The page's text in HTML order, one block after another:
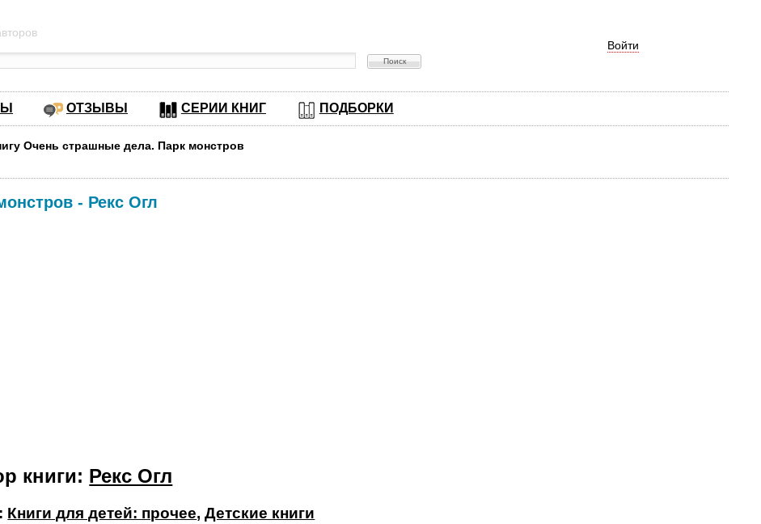
Войти
ОТЗЫВЫ СЕРИИ КНИГ ПОДБОРКИ
Очень страшные дела. Парк монстров
- Рекс Огл
книги: Рекс Огл
Книги для детей: прочее,Детские книги